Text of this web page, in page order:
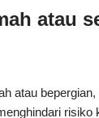
atau
atau
risiko